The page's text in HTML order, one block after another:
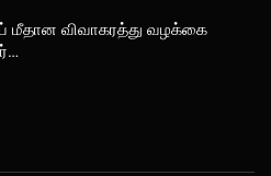
மீதான விவாகரத்து வழக்கை